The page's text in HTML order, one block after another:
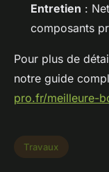
Entretien :
composants
Pour plus de
notre guide
pro.fr/meilleure-
Travaux